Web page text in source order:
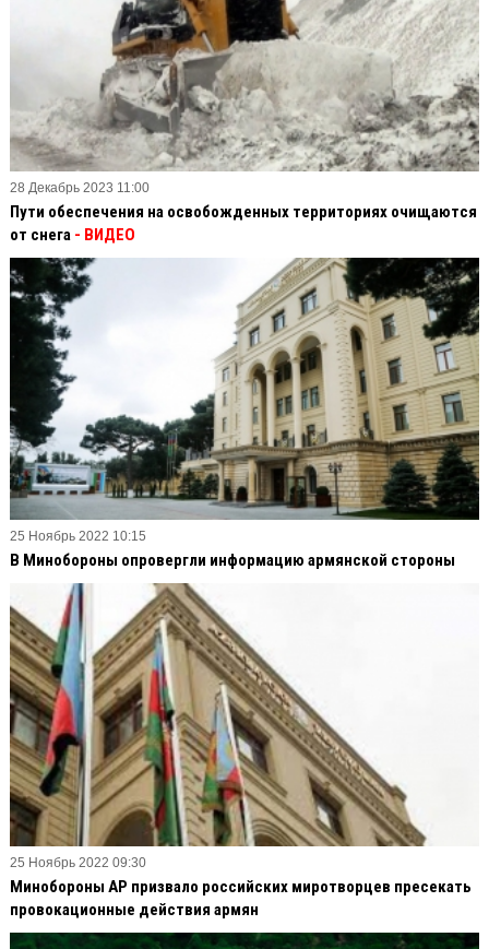
28 Декабрь 2023 11:00
Пути обеспечения на освобожденных территориях очищаются
от снега - ВИДЕО
25 Ноябрь 2022 10:15
В Минобороны опровергли информацию армянской стороны
25 Ноябрь 2022 09:30
Минобороны АР призвало российских миротворцев пресекать
провокационные действия армян